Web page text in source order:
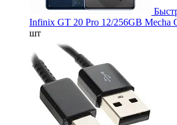
Infinix GT 20 Pro 12/256GB Mecha
шт